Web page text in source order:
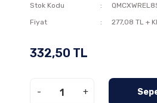
Stok Kodu
Fiyat
277,08 TL +
332,50 TL
- +